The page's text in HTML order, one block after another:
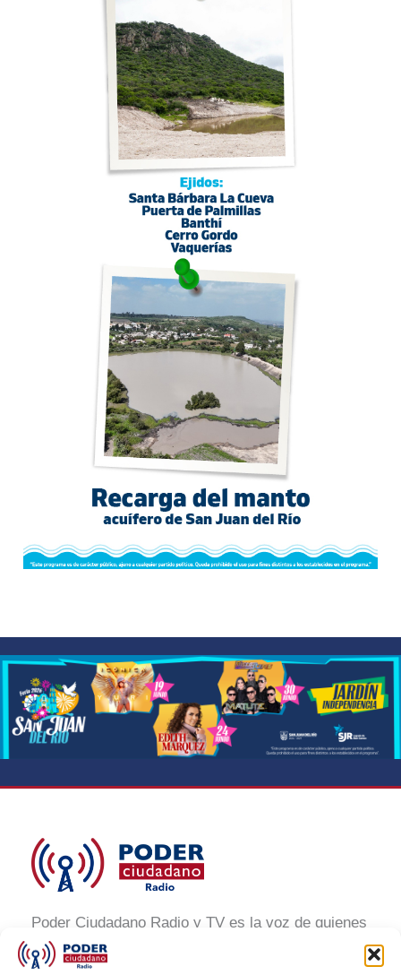
Poder Ciudadano Radio y TV es la voz de quienes
buscan un México informado y participativo.